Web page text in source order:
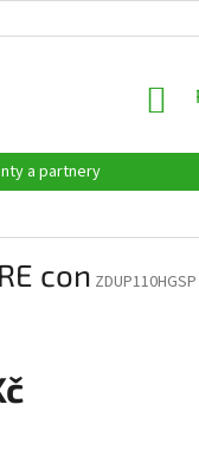
a partnery
con ZDUP110HGSP